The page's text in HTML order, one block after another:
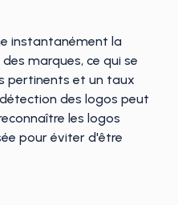
instantanément la
marques, ce qui se
pertinents et un taux
des logos peut
les logos
pour éviter d'être